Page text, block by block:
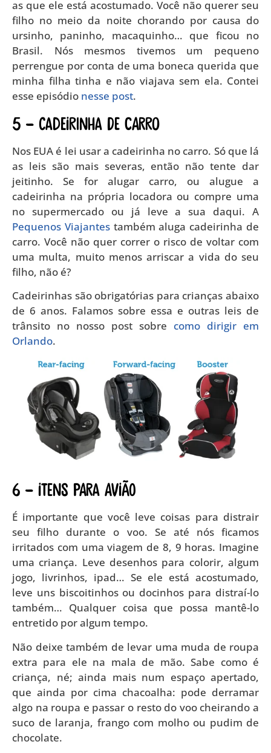
as que ele está acostumado. Você não querer seu
filho no meio da noite chorando por causa do
ursinho, paninho, macaquinho… que ficou no
Brasil. Nós mesmos tivemos um pequeno
perrengue por conta de uma boneca querida que
minha filha tinha e não viajava sem ela. Contei
esse episódio nesse post.
5 – CADEIRINHA DE CARRO
Nos EUA é lei usar a cadeirinha no carro. Só que lá
as leis são mais severas, então não tente dar
jeitinho. Se for alugar carro, ou alugue a
cadeirinha na própria locadora ou compre uma
no supermercado ou já leve a sua daqui. A
Pequenos Viajantestambém aluga cadeirinha de
carro. Você não quer correr o risco de voltar com
uma multa, muito menos arriscar a vida do seu
filho, não é?
Cadeirinhas são obrigatórias para crianças abaixo
de 6 anos. Falamos sobre essa e outras leis de
trânsito no nosso post sobre como dirigir em
Orlando.
6 – ITENS PARA AVIÃO
É importante que você leve coisas para distrair
seu filho durante o voo. Se até nós ficamos
irritados com uma viagem de 8, 9 horas. Imagine
uma criança. Leve desenhos para colorir, algum
jogo, livrinhos, ipad… Se ele está acostumado,
leve uns biscoitinhos ou docinhos para distraí-lo
também… Qualquer coisa que possa mantê-lo
entretido por algum tempo.
Não deixe também de levar uma muda de roupa
extra para ele na mala de mão. Sabe como é
criança, né; ainda mais num espaço apertado,
que ainda por cima chacoalha: pode derramar
algo na roupa e passar o resto do voo cheirando a
suco de laranja, frango com molho ou pudim de
chocolate.